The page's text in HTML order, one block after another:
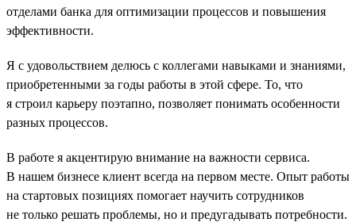
отделами банка для оптимизации процессов и повышения
эффективности.
Я с удовольствием делюсь с коллегами навыками и знаниями,
приобретенными за годы работы в этой сфере. То, что
я строил карьеру поэтапно, позволяет понимать особенности
разных процессов.
В работе я акцентирую внимание на важности сервиса.
В нашем бизнесе клиент всегда на первом месте. Опыт работы
на стартовых позициях помогает научить сотрудников
не только решать проблемы, но и предугадывать потребности.